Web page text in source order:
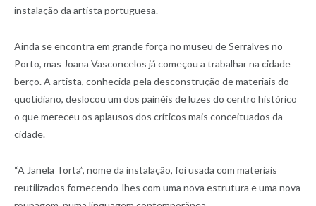
instalação da artista portuguesa.
Ainda se encontra em grande força no museu de Serralves no
Porto, mas Joana Vasconcelos já começou a trabalhar na cidade
berço. A artista, conhecida pela desconstrução de materiais do
quotidiano, deslocou um dos painéis de luzes do centro histórico
o que mereceu os aplausos dos críticos mais conceituados da
cidade.
“A Janela Torta”, nome da instalação, foi usada com materiais
reutilizados fornecendo-lhes com uma nova estrutura e uma nova